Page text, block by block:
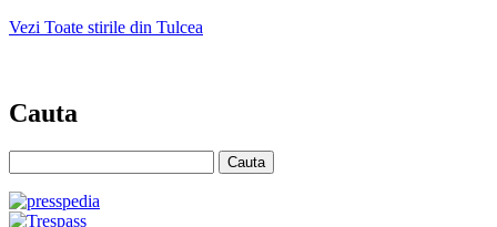
Vezi Toate stirile din Tulcea
Cauta